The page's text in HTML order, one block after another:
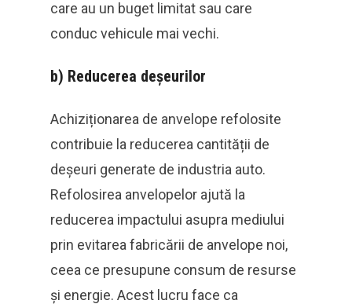
care au un buget limitat sau care
conduc vehicule mai vechi.
b) Reducerea deșeurilor
Achiziționarea de anvelope refolosite
contribuie la reducerea cantității de
deșeuri generate de industria auto.
Refolosirea anvelopelor ajută la
reducerea impactului asupra mediului
prin evitarea fabricării de anvelope noi,
ceea ce presupune consum de resurse
și energie. Acest lucru face ca